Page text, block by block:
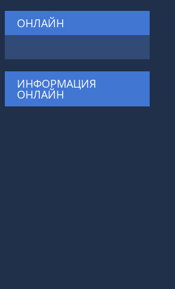
ОНЛАЙН
ИНФОРМАЦИЯ
ОНЛАЙН